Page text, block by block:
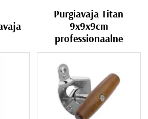
Purgiavaja Titan
9x9x9cm
professionaalne